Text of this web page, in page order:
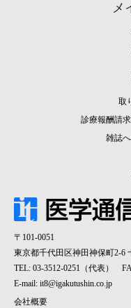
メ
取
診療報酬請
雑誌
〒101-0051
東京都千代田区神田神保町2-6
TEL: 03-3512-0251（代表）
E-mail: it8@igakutushin.co.jp
会社概要